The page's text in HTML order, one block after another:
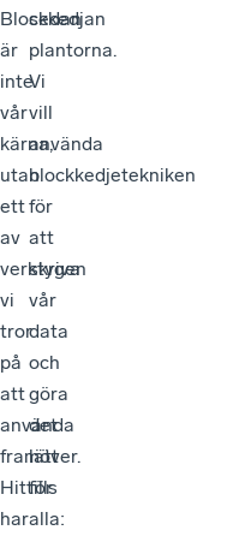
Blockkedjan
är
inte
vår
kärna,
utan
ett
av
verktygen
vi
tror
på
att
använda
framöver.
Hittills
har
sedan
plantorna.
Vi
vill
använda
blockkedjetekniken
för
att
skriva
vår
data
och
göra
det
lätt
för
alla: